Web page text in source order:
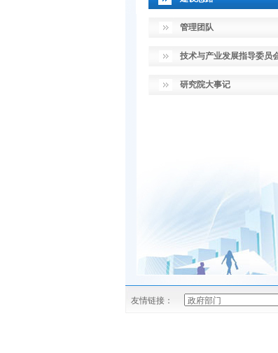
管理团队
技术与产业发展指导委员
研究院大事记
友情链接：